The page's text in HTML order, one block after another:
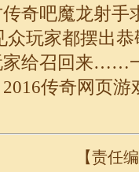
奇吧魔龙射手
众玩家都摆出
家给召回来……
传奇网页游
【责任